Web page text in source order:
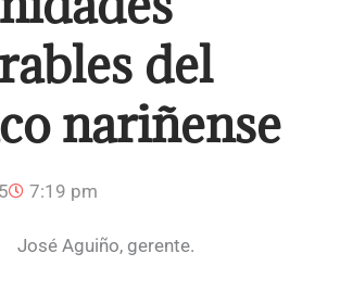
del
nariñense
7:19 pm